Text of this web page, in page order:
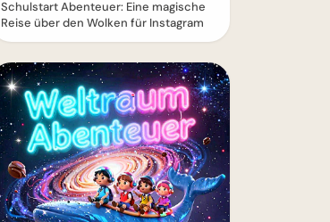
Schulstart Abenteuer: Eine magische
Reise über den Wolken für Instagram